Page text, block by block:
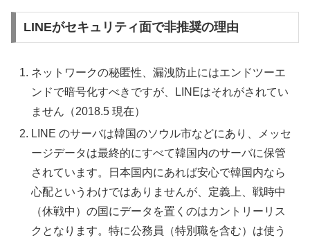
LINEがセキュリティ面で非推奨の理由
ネットワークの秘匿性、漏洩防止にはエンドツーエ
ンドで暗号化すべきですが、LINEはそれがされてい
ません（2018.5 現在）
LINE のサーバは韓国のソウル市などにあり、メッセ
ージデータは最終的にすべて韓国内のサーバに保管
されています。日本国内にあれば安心で韓国内なら
心配というわけではありませんが、定義上、戦時中
（休戦中）の国にデータを置くのはカントリーリス
クとなります。特に公務員（特別職を含む）は使う